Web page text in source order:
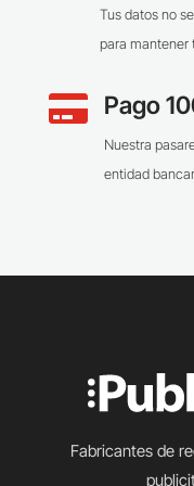
Tus datos no
para mantener
 Pago
Nuestra
entidad
Fabricantes de